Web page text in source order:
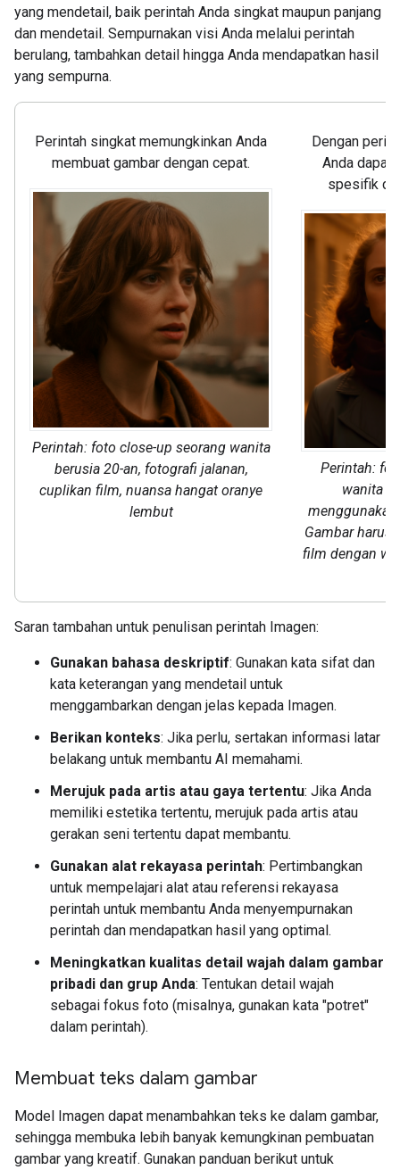
yang mendetail, baik perintah Anda singkat maupun panjang
dan mendetail. Sempurnakan visi Anda melalui perintah
berulang, tambahkan detail hingga Anda mendapatkan hasil
yang sempurna.
Perintah singkat memungkinkan Anda
membuat gambar dengan cepat.
Perintah: foto close-up seorang wanita
berusia 20-an, fotografi jalanan,
cuplikan film, nuansa hangat oranye
lembut
Dengan
Anda dapat
spesifik
Perintah:
wanita
Gambar harus
film dengan
Saran tambahan untuk penulisan perintah Imagen:
Gunakan bahasa deskriptif: Gunakan kata sifat dan
kata keterangan yang mendetail untuk
menggambarkan dengan jelas kepada Imagen.
Berikan konteks: Jika perlu, sertakan informasi latar
belakang untuk membantu AI memahami.
Merujuk pada artis atau gaya tertentu: Jika Anda
memiliki estetika tertentu, merujuk pada artis atau
gerakan seni tertentu dapat membantu.
Gunakan alat rekayasa perintah: Pertimbangkan
untuk mempelajari alat atau referensi rekayasa
perintah untuk membantu Anda menyempurnakan
perintah dan mendapatkan hasil yang optimal.
Meningkatkan kualitas detail wajah dalam gambar
pribadi dan grup Anda: Tentukan detail wajah
sebagai fokus foto (misalnya, gunakan kata "potret"
dalam perintah).
Membuat teks dalam gambar
Model Imagen dapat menambahkan teks ke dalam gambar,
sehingga membuka lebih banyak kemungkinan pembuatan
gambar yang kreatif. Gunakan panduan berikut untuk